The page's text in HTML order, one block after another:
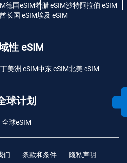
德国eSIM希腊 eSIM沙特阿拉伯 eSIM
长国 eSIM埃及 eSIM
性 eSIM
美洲 eSIM中东 eSIM北美 eSIM
球计划
全球eSIM
们 条款和条件 隐私声明